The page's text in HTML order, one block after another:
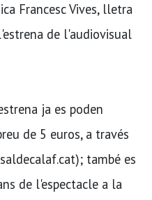
Francesc Vives, lletra
de l'audiovisual
ja es poden
de 5 euros, a través
també es
de l'espectacle a la